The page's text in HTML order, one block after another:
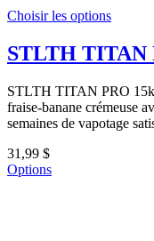
Choisir les options
STLTH TITAN
STLTH TITAN PRO 15k
fraise-banane crémeuse
semaines de vapotage
31,99 $
Options